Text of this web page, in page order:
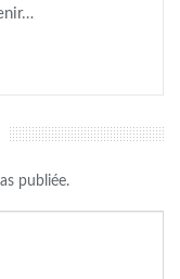
publiée.